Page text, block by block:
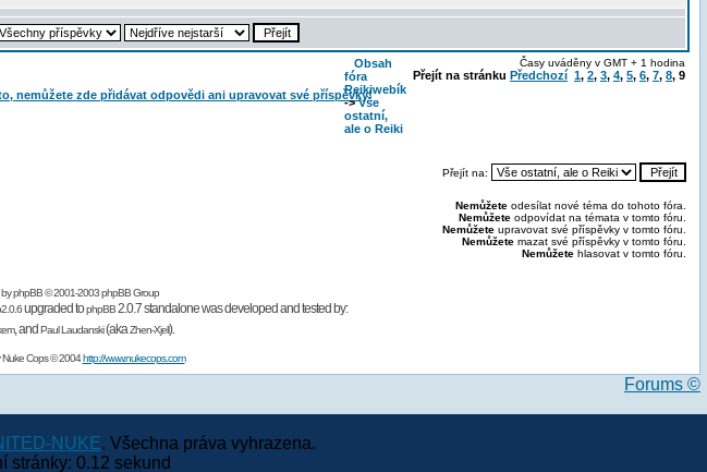
Obsah
fóra
Reikiwebík
->Vše
ostatní,
ale o Reiki
Časy uváděny v GMT + 1 hodina
Přejít na stránku Předchozí 1, 2, 3, 4, 5, 6, 7, 8, 9
Přejít na:
Nemůžete odesílat nové téma do tohoto fóra.
Nemůžete odpovídat na témata v tomto fóru.
Nemůžete upravovat své příspěvky v tomto fóru.
Nemůžete mazat své příspěvky v tomto fóru.
Nemůžete hlasovat v tomto fóru.
byphpBB© 2001-2003 phpBB Group
upgraded tophpBB2.0.7 standalone was developed and tested by:
,and Paul Laudanski(akaZhen-Xjell).
Nuke Cops© 2004http://www.nukecops.com
Forums ©
NUKE. Všechna práva vyhrazena.
stránky: 0.12 sekund